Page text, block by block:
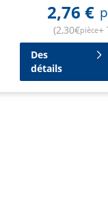
2,76 €
(2,30€pièce+
Des
détails